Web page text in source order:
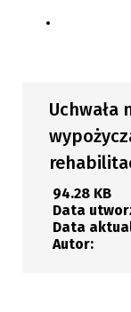
Uchwała
94.28 KB
Data
Data
Autor: